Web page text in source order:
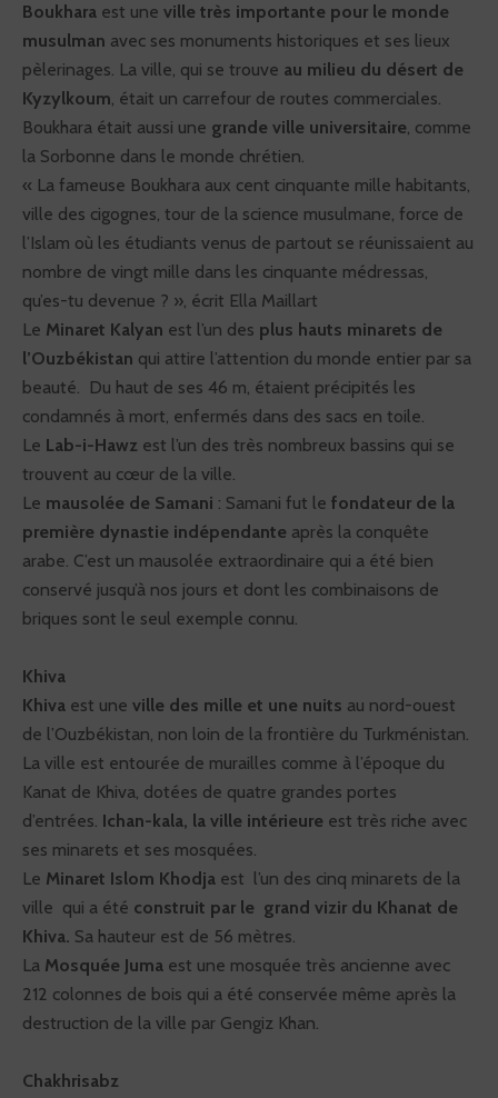
Boukhara est une ville très importante pour le monde
musulman avec ses monuments historiques et ses lieux
pèlerinages. La ville, qui se trouve au milieu du désert de
Kyzylkoum, était un carrefour de routes commerciales.
Boukhara était aussi une grande ville universitaire, comme
la Sorbonne dans le monde chrétien.
« La fameuse Boukhara aux cent cinquante mille habitants,
ville des cigognes, tour de la science musulmane, force de
l’Islam où les étudiants venus de partout se réunissaient au
nombre de vingt mille dans les cinquante médressas,
qu’es-tu devenue ? », écrit Ella Maillart
Le Minaret Kalyan est l’un des plus hauts minarets de
l’Ouzbékistan qui attire l’attention du monde entier par sa
beauté. Du haut de ses 46 m, étaient précipités les
condamnés à mort, enfermés dans des sacs en toile.
Le Lab-i-Hawz est l’un des très nombreux bassins qui se
trouvent au cœur de la ville.
Le mausolée de Samani : Samani fut le fondateur de la
première dynastie indépendante après la conquête
arabe. C’est un mausolée extraordinaire qui a été bien
conservé jusqu’à nos jours et dont les combinaisons de
briques sont le seul exemple connu.
Khiva
Khiva est une ville des mille et une nuits au nord-ouest
de l’Ouzbékistan, non loin de la frontière du Turkménistan.
La ville est entourée de murailles comme à l’époque du
Kanat de Khiva, dotées de quatre grandes portes
d’entrées. Ichan-kala, la ville intérieure est très riche avec
ses minarets et ses mosquées.
Le Minaret Islom Khodja est l’un des cinq minarets de la
ville qui a été construit par le grand vizir du Khanat de
Khiva. Sa hauteur est de 56 mètres.
La Mosquée Juma est une mosquée très ancienne avec
212 colonnes de bois qui a été conservée même après la
destruction de la ville par Gengiz Khan.
Chakhrisabz